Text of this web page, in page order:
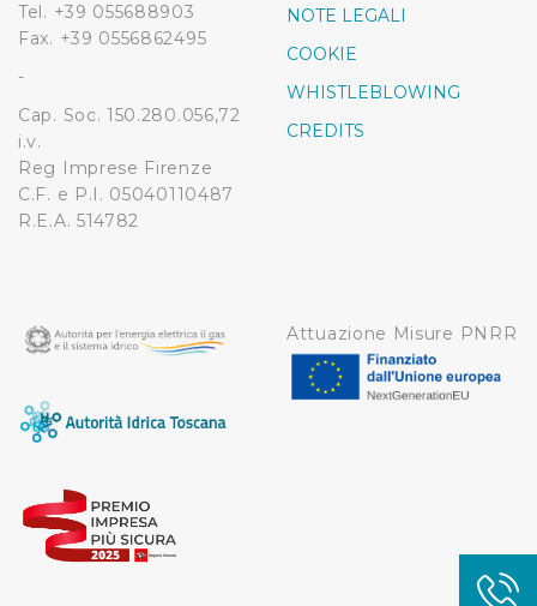
Tel. +39 055688903
Fax. +39 0556862495
-
Cap. Soc. 150.280.056,72
i.v.
Reg Imprese Firenze
C.F. e P.I. 05040110487
R.E.A. 514782
NOTE LEGALI
COOKIE
WHISTLEBLOWING
CREDITS
Attuazione Misure PNRR